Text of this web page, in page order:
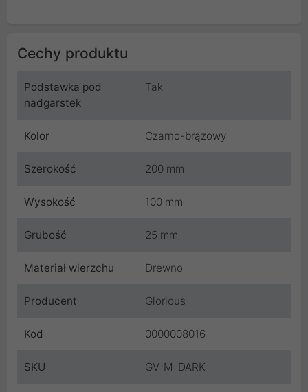
Cechy produktu
Podstawka pod
nadgarstek
Tak
Kolor Czarno-brązowy
Szerokość 200 mm
Wysokość 100 mm
Grubość 25 mm
Materiał wierzchu Drewno
Producent Glorious
Kod 0000008016
SKU GV-M-DARK